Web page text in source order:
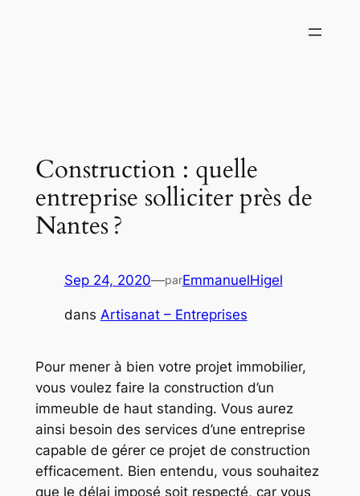
Construction : quelle
entreprise solliciter près de
Nantes ?
Sep 24, 2020—parEmmanuelHigel
dans Artisanat – Entreprises
Pour mener à bien votre projet immobilier,
vous voulez faire la construction d’un
immeuble de haut standing. Vous aurez
ainsi besoin des services d’une entreprise
capable de gérer ce projet de construction
efficacement. Bien entendu, vous souhaitez
que le délai imposé soit respecté, car vous